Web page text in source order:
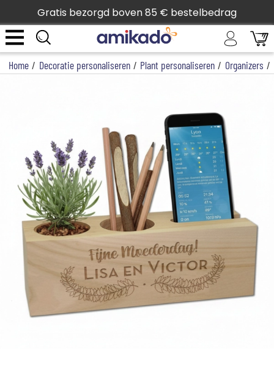
Gratis bezorgd boven 85 € bestelbedrag
Home / Decoratie personaliseren / Plant personaliseren / Organizers /